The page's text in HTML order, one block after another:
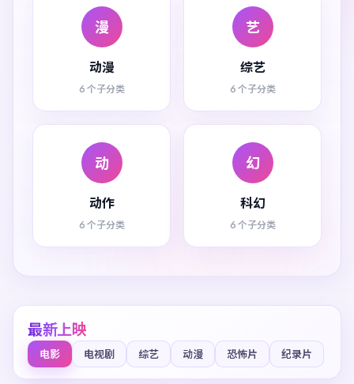
漫
动漫
6 个子分类
艺
综艺
6 个子分类
动
动作
6 个子分类
幻
科幻
6 个子分类
最新上映
电影 电视剧 综艺 动漫 恐怖片 纪录片